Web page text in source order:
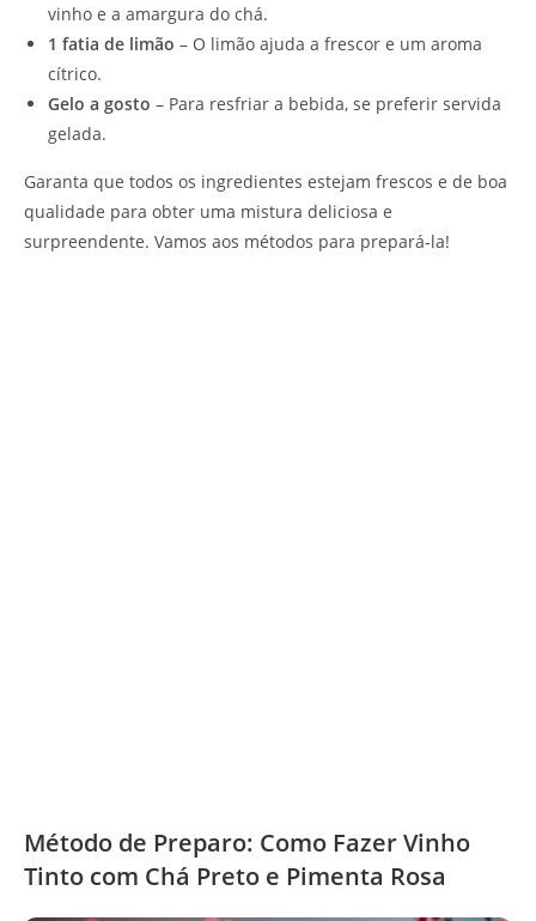
vinho e a amargura do chá.
1 fatia de limão – O limão ajuda a frescor e um aroma
cítrico.
Gelo a gosto – Para resfriar a bebida, se preferir servida
gelada.
Garanta que todos os ingredientes estejam frescos e de boa
qualidade para obter uma mistura deliciosa e
surpreendente. Vamos aos métodos para prepará-la!
Método de Preparo: Como Fazer Vinho
Tinto com Chá Preto e Pimenta Rosa